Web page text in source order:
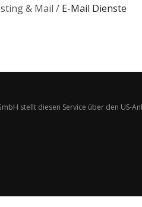
& Mail / E-Mail Dienste
stellt diesen Service über den US-